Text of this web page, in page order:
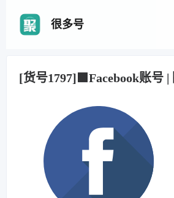
很多号
[货号1797]🟩Facebook账号